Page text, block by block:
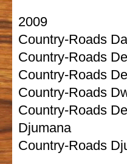
2009
Country-Roads
Country-Roads
Country-Roads
Country-Roads
Country-Roads
Djumana
Country-Roads